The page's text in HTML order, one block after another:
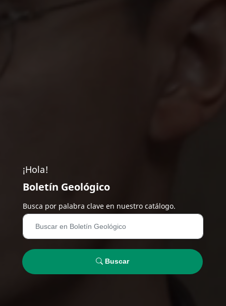
¡Hola!
Boletín Geológico
Busca por palabra clave en nuestro catálogo.
Buscar